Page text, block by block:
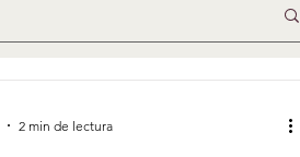
2 min de lectura